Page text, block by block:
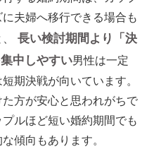
夫婦へ移行できる場合も
長い検討期間より「決
中しやすい男性は一定
期決戦が向いています。
方が安心と思われがちで
ルほど短い婚約期間でも
傾向もあります。